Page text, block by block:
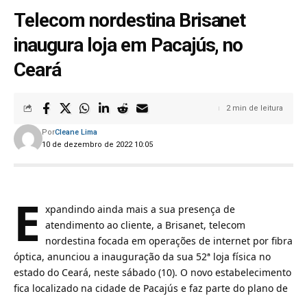
Telecom nordestina Brisanet
inaugura loja em Pacajús, no
Ceará
10 de dezembro de 2022 10:05
PorCleane Lima
2 min de leitura
E xpandindo ainda mais a sua presença de
atendimento ao cliente, a Brisanet, telecom
nordestina focada em operações de internet por fibra
óptica, anunciou a inauguração da sua 52ª loja física no
estado do Ceará, neste sábado (10). O novo estabelecimento
fica localizado na cidade de Pacajús e faz parte do plano de